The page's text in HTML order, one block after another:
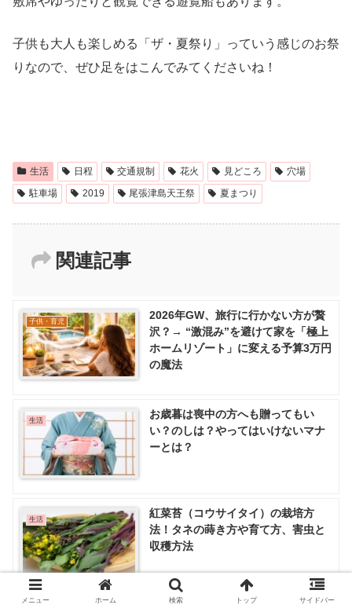
子供も大人も楽しめる「ザ・夏祭り」っていう感じのお祭
りなので、ぜひ足をはこんでみてくださいね！
生活 日程 交通規制 花火 見どころ
穴場
駐車場
2019 尾張津島天王祭 夏まつり
関連記事
子供・育児
2026年GW、旅行に行かない方が贅
沢？→ “激混み”を避けて家を「極上
ホームリゾート」に変える予算3万円
の魔法
生活
お歳暮は喪中の方へも贈ってもい
い？のしは？やってはいけないマナ
ーとは？
生活
紅菜苔（コウサイタイ）の栽培方
法！タネの蒔き方や育て方、害虫と
収穫方法
メニュー ホーム 検索 トップ サイドバー